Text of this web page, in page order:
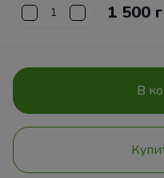
1 500
В